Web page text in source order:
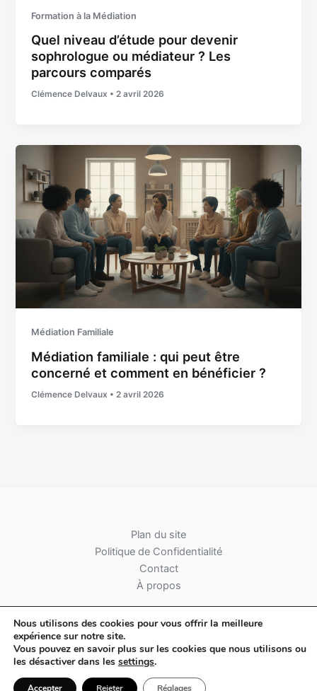
Formation à la Médiation
Quel niveau d’étude pour devenir
sophrologue ou médiateur ? Les
parcours comparés
Clémence Delvaux •2 avril 2026
Médiation Familiale
Médiation familiale : qui peut être
concerné et comment en bénéficier ?
Clémence Delvaux •2 avril 2026
Plan du site
Politique de Confidentialité
Contact
À propos
Nous utilisons des cookies pour vous offrir la meilleure
expérience sur notre site.
Vous pouvez en savoir plus sur les cookies que nous utilisons ou
les désactiver dans les settings.
Accepter Rejeter Réglages